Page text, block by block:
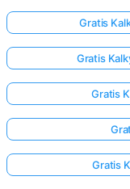
Gratis
Gratis
Gratis
Gratis